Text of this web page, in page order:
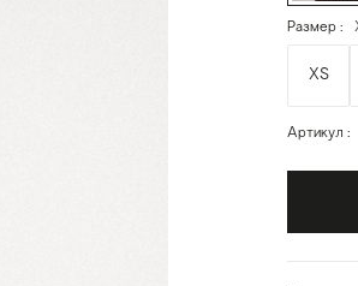
Размер
XS
Артикул